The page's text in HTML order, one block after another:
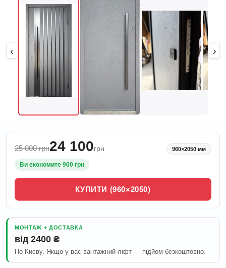
‹ ›
25 000 грн24 100грн 960×2050 мм
Ви економите 900 грн
КУПИТИ (960×2050)
МОНТАЖ + ДОСТАВКА
від 2400 ₴
По Києву. Якщо у вас вантажний ліфт — підйом безкоштовно.